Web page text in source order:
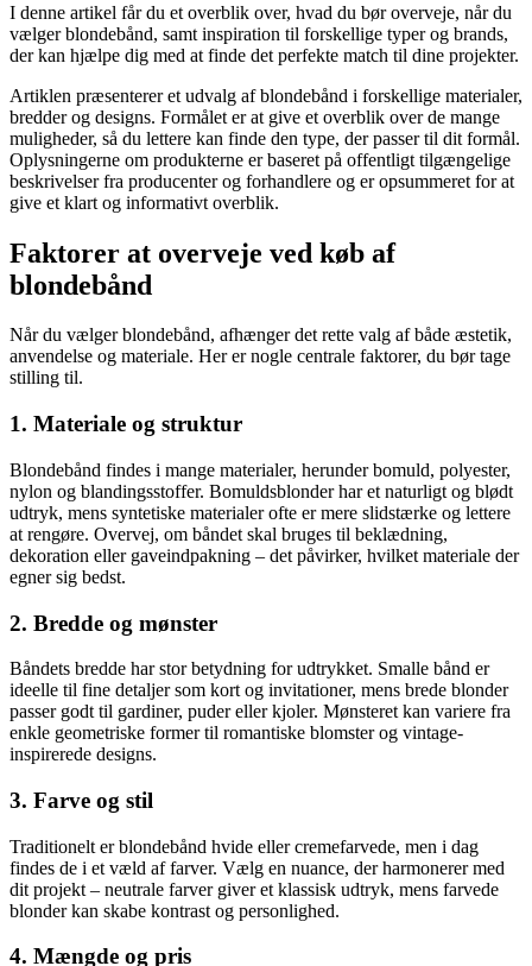
I denne artikel får du et overblik over, hvad du bør overveje, når du
vælger blondebånd, samt inspiration til forskellige typer og brands,
der kan hjælpe dig med at finde det perfekte match til dine projekter.
Artiklen præsenterer et udvalg af blondebånd i forskellige materialer,
bredder og designs. Formålet er at give et overblik over de mange
muligheder, så du lettere kan finde den type, der passer til dit formål.
Oplysningerne om produkterne er baseret på offentligt tilgængelige
beskrivelser fra producenter og forhandlere og er opsummeret for at
give et klart og informativt overblik.
Faktorer at overveje ved køb af
blondebånd
Når du vælger blondebånd, afhænger det rette valg af både æstetik,
anvendelse og materiale. Her er nogle centrale faktorer, du bør tage
stilling til.
1. Materiale og struktur
Blondebånd findes i mange materialer, herunder bomuld, polyester,
nylon og blandingsstoffer. Bomuldsblonder har et naturligt og blødt
udtryk, mens syntetiske materialer ofte er mere slidstærke og lettere
at rengøre. Overvej, om båndet skal bruges til beklædning,
dekoration eller gaveindpakning – det påvirker, hvilket materiale der
egner sig bedst.
2. Bredde og mønster
Båndets bredde har stor betydning for udtrykket. Smalle bånd er
ideelle til fine detaljer som kort og invitationer, mens brede blonder
passer godt til gardiner, puder eller kjoler. Mønsteret kan variere fra
enkle geometriske former til romantiske blomster og vintage-
inspirerede designs.
3. Farve og stil
Traditionelt er blondebånd hvide eller cremefarvede, men i dag
findes de i et væld af farver. Vælg en nuance, der harmonerer med
dit projekt – neutrale farver giver et klassisk udtryk, mens farvede
blonder kan skabe kontrast og personlighed.
4. Mængde og pris